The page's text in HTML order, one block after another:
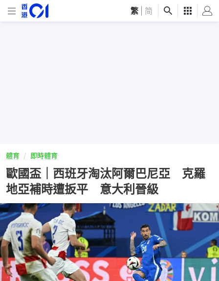
繁 简
體育 即時體育
歐國盃｜西班牙淘汰阿爾巴尼亞 克羅
地亞補時遭扳平 意大利晉級